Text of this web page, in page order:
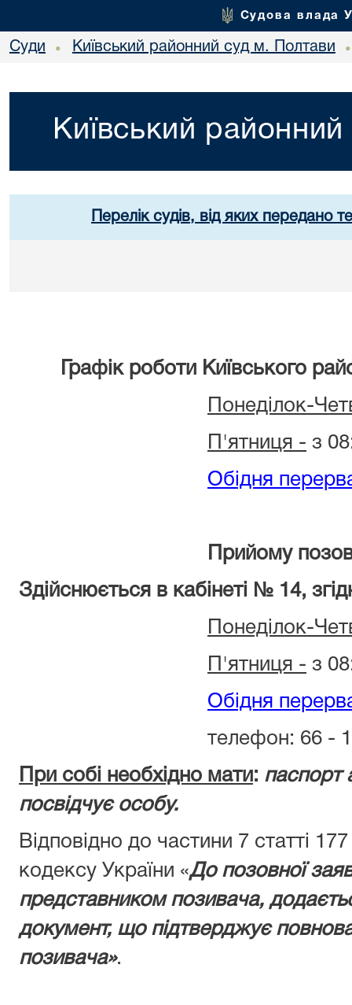
Судова влада
Суди • Київський районний суд м. Полтави •
Київський
Перелік судів, від яких передано
Графік роботи Київського
Понеділок-
П'ятниця - з
Обідня
Прийому
Здійснюється в кабінеті № 14,
Понеділок-
П'ятниця - з
Обідня
телефон: 66 -
При собі необхідно мати: паспорт
посвідчує особу.
Відповідно до частини 7 статті
кодексу України «До позовної
представником позивача,
документ, що підтверджує
позивача».